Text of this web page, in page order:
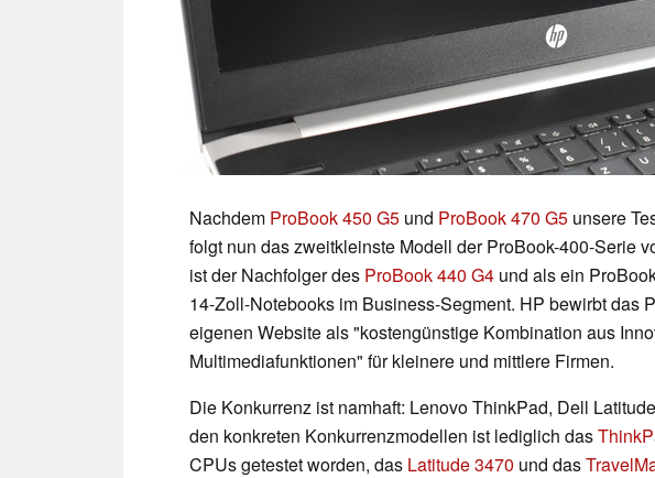
Nachdem ProBook 450 G5 und ProBook 470 G5 unsere
folgt nun das zweitkleinste Modell der ProBook-400-Serie
ist der Nachfolger des ProBook 440 G4 und als ein
14-Zoll-Notebooks im Business-Segment. HP bewirbt das
eigenen Website als "kostengünstige Kombination aus
Multimediafunktionen" für kleinere und mittlere Firmen.
Die Konkurrenz ist namhaft: Lenovo ThinkPad, Dell
den konkreten Konkurrenzmodellen ist lediglich das
CPUs getestet worden, das Latitude 3470 und das